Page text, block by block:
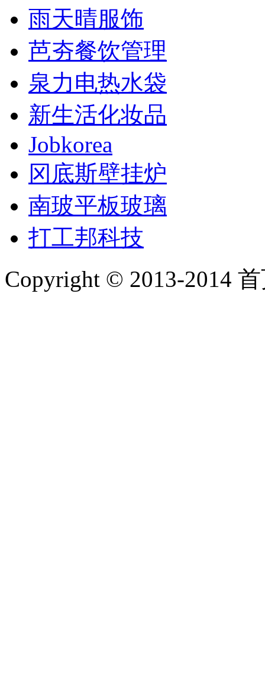
雨天晴服饰
芭夯餐饮管理
泉力电热水袋
新生活化妆品
Jobkorea
冈底斯壁挂炉
南玻平板玻璃
打工邦科技
Copyright © 2013-2014